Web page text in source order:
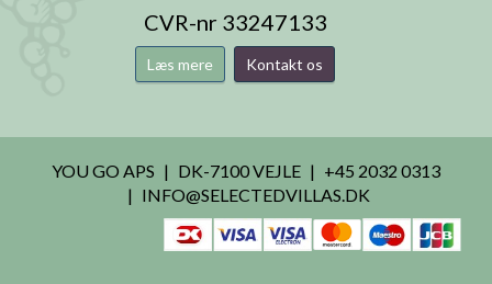
CVR-nr 33247133
Læs mere Kontakt os
YOU GO APS DK-7100 VEJLE
+45 2032 0313
INFO@SELECTEDVILLAS.DK